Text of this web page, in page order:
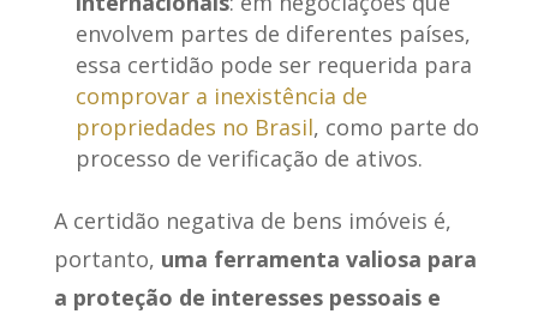
envolvem partes de diferentes países,
essa certidão pode ser requerida para
comprovar a inexistência de
propriedades no Brasil, como parte do
processo de verificação de ativos.
A certidão negativa de bens imóveis é,
portanto, uma ferramenta valiosa para
a proteção de interesses pessoais e